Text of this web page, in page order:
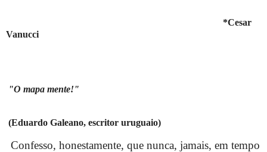
*Cesar
Vanucci
"O mapa mente!"
(Eduardo Galeano, escritor uruguaio)
Confesso, honestamente, que nunca, jamais, em tempo